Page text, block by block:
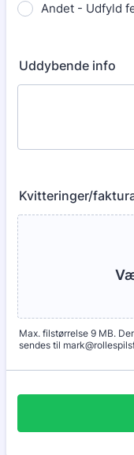
Andet - Udfyld
Uddybende info
Kvitteringer/
Max. filstørrelse 9 MB.
sendes til